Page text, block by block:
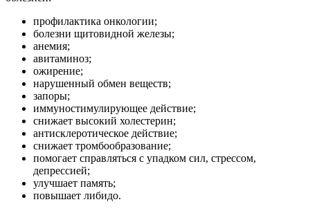
профилактика онкологии;
болезни щитовидной железы;
анемия;
авитаминоз;
ожирение;
нарушенный обмен веществ;
запоры;
иммуностимулирующее действие;
снижает высокий холестерин;
антисклеротическое действие;
снижает тромбообразование;
помогает справляться с упадком сил, стрессом,
депрессией;
улучшает память;
повышает либидо.